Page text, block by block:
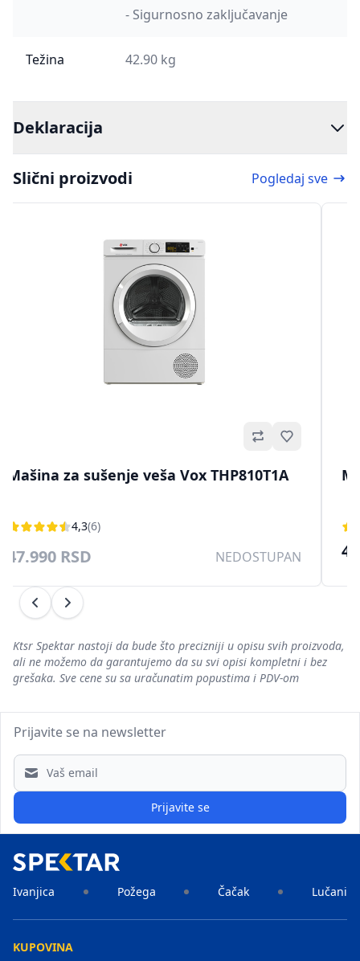
- Sigurnosno zaključavanje
Težina 42.90 kg
Deklaracija
Slični proizvodi Pogledaj sve
Omiljeno
Mašina za sušenje veša Vox THP810T1A
4,3(6)
47.990 RSD NEDOSTUPAN
Prethodni
Sledeći
Ktsr Spektar nastoji da bude što precizniji u opisu svih proizvoda,
ali ne možemo da garantujemo da su svi opisi kompletni i bez
grešaka. Sve cene su sa uračunatim popustima i PDV-om
Prijavite se na newsletter
Email address
Prijavite se
Ivanjica Požega Čačak Lučani
KUPOVINA